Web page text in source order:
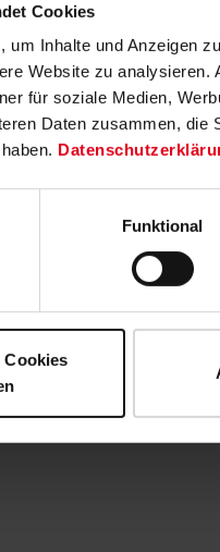
Cookies
um Inhalte und Anzeigen
Website zu
für soziale Medien,
Daten zusammen, die
Funktional
Cookies